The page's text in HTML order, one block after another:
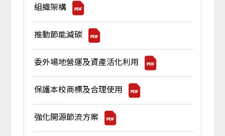
組織架構
推動節能減碳
委外場地營運及資產活化利用
保護本校商標及合理使用
強化開源節流方案